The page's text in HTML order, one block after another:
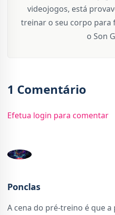
videojogos, está
treinar o seu corpo para
o Son
1 Comentário
Efetua login para comentar
Ponclas
A cena do pré-treino é que